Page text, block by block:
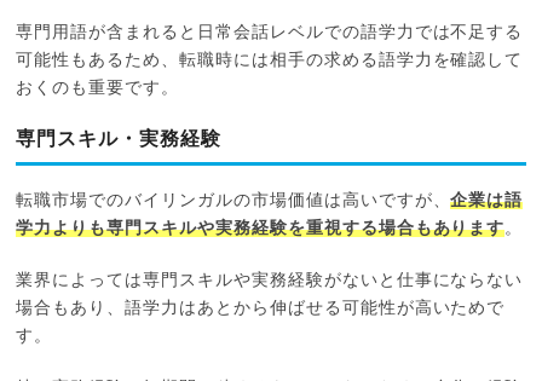
専門用語が含まれると日常会話レベルでの語学力では不足する
可能性もあるため、転職時には相手の求める語学力を確認して
おくのも重要です。
専門スキル・実務経験
転職市場でのバイリンガルの市場価値は高いですが、企業は語
学力よりも専門スキルや実務経験を重視する場合もあります。
業界によっては専門スキルや実務経験がないと仕事にならない
場合もあり、語学力はあとから伸ばせる可能性が高いためで
す。